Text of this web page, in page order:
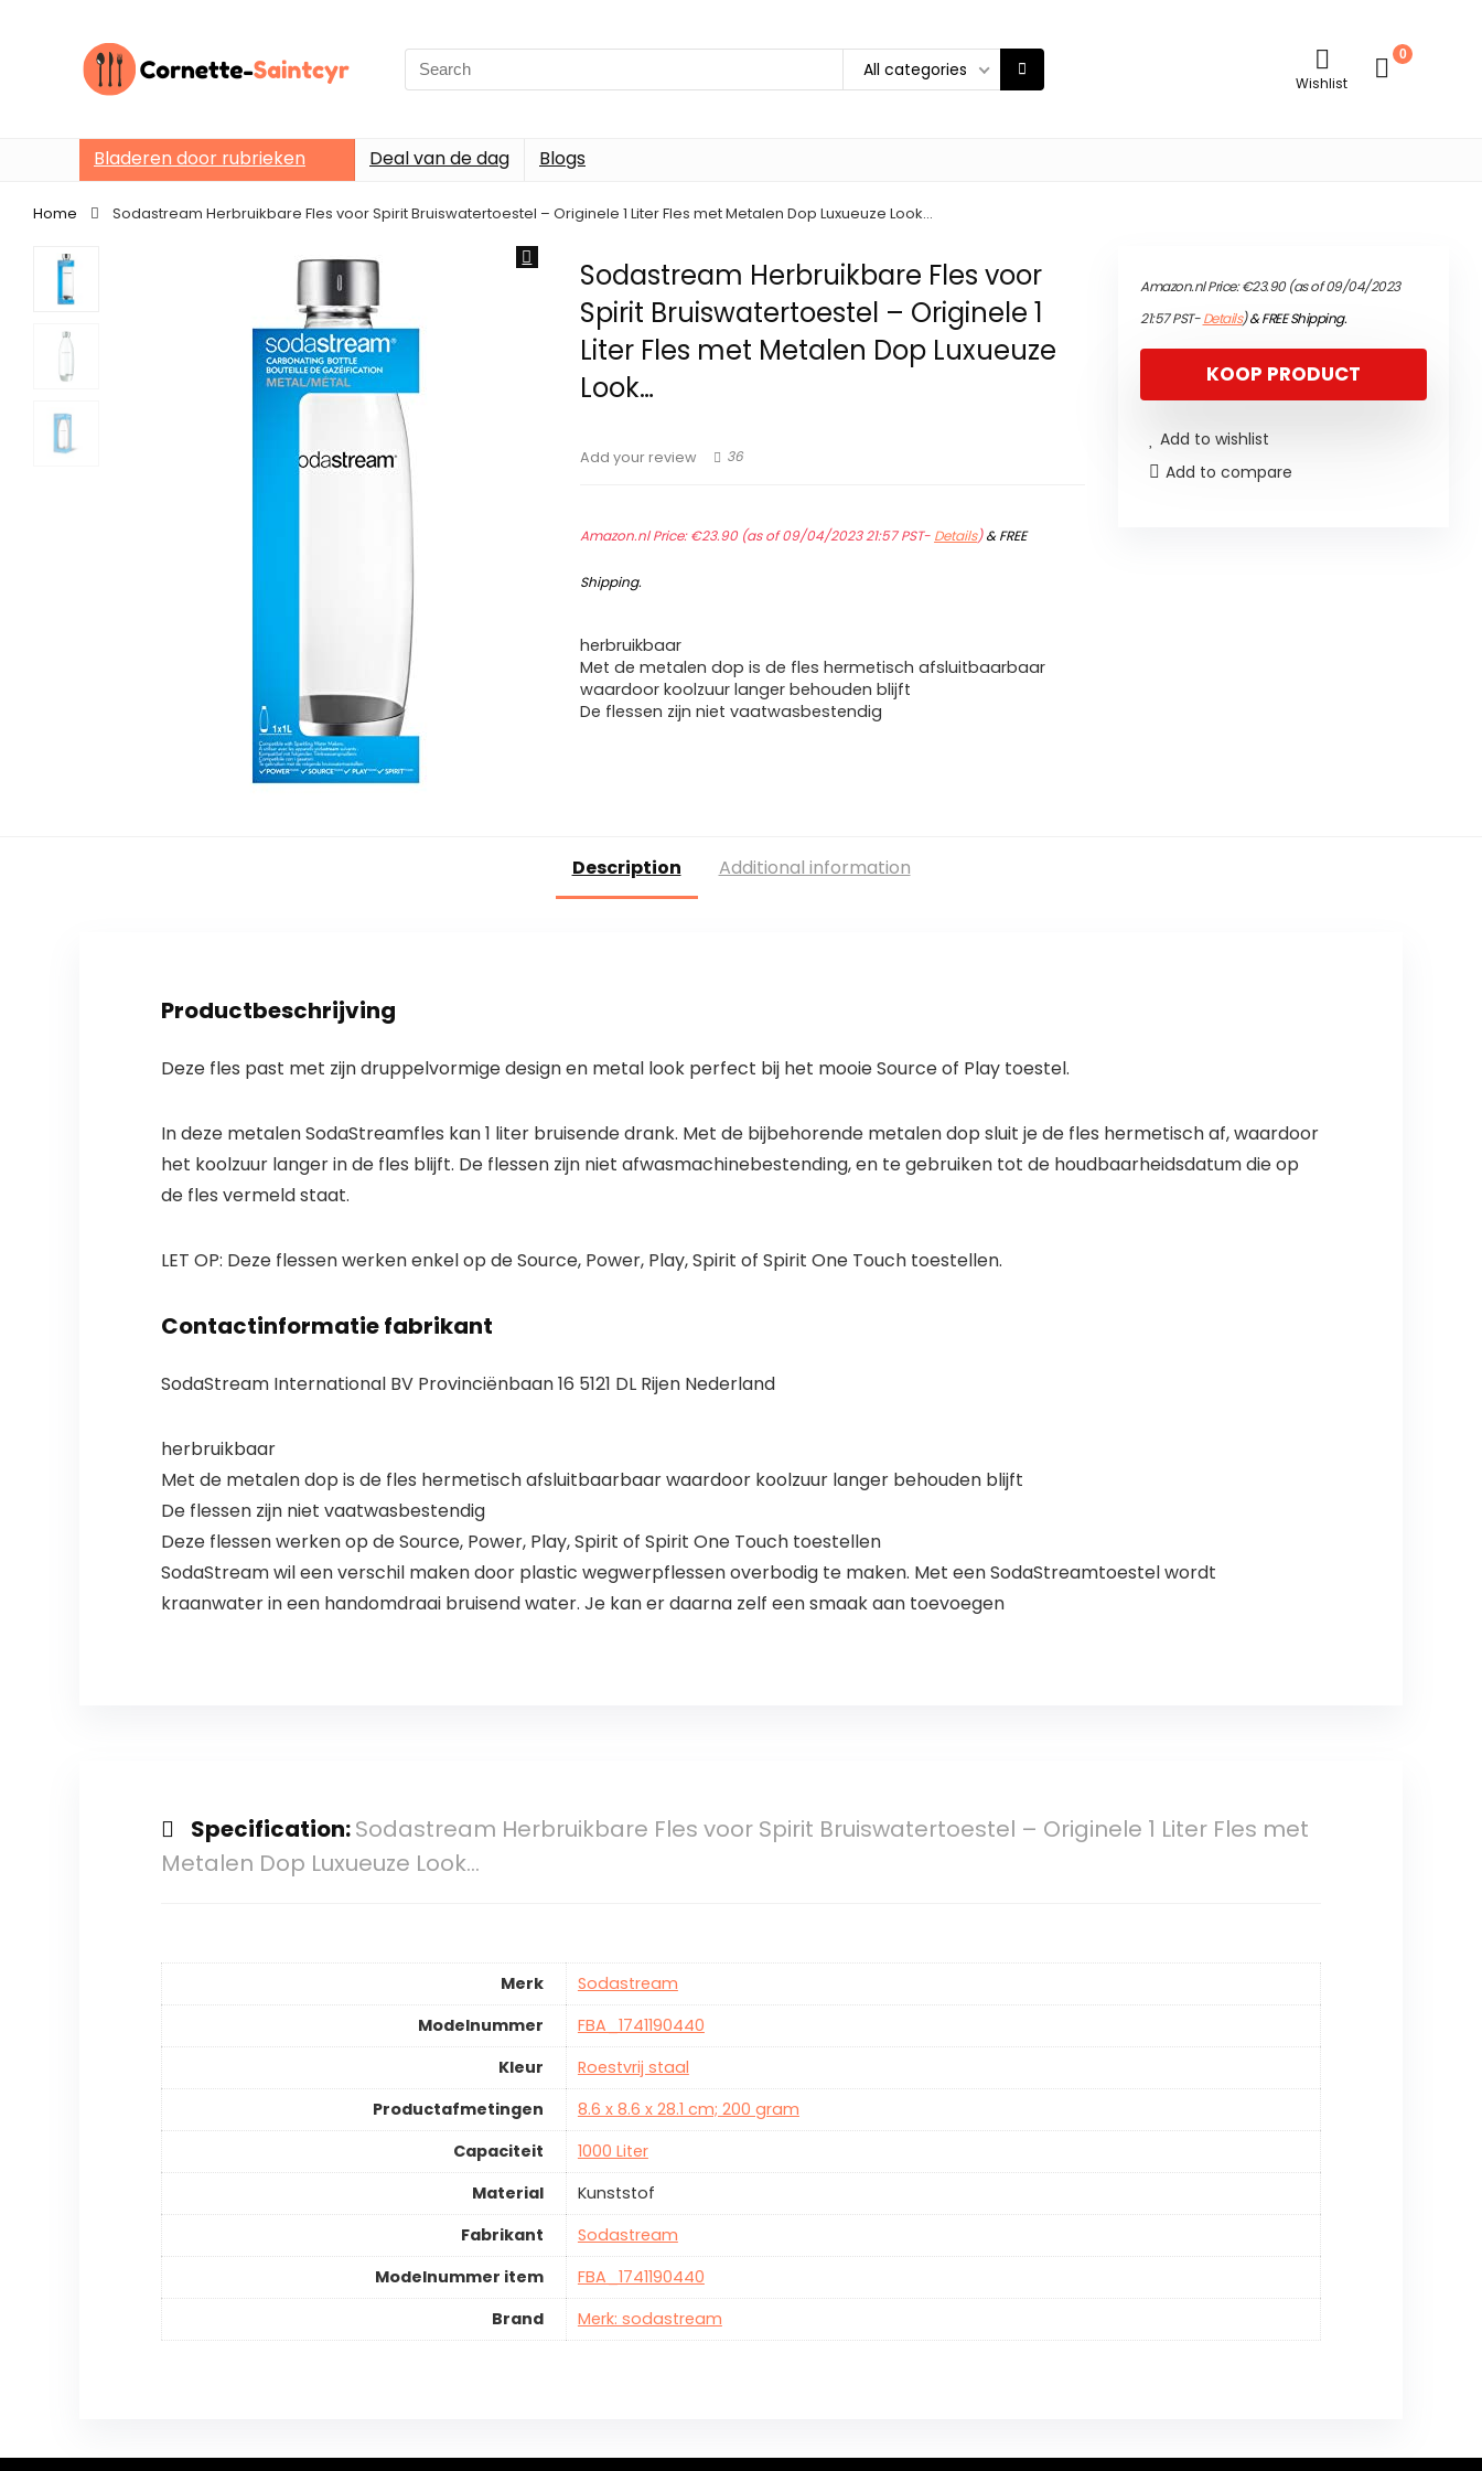
Search
for:
All categories
Wishlist
0
Bladeren door rubrieken Deal van de dag Blogs
Home Sodastream Herbruikbare Fles voor Spirit Bruiswatertoestel – Originele 1 Liter Fles met Metalen Dop Luxueuze Look…
Sodastream Herbruikbare Fles voor
Spirit Bruiswatertoestel – Originele 1
Liter Fles met Metalen Dop Luxueuze
Look…
Add your review 36
Amazon.nl Price:€23.90(as of 09/04/2023 21:57 PST- Details)&FREE
Shipping.
herbruikbaar
Met de metalen dop is de fles hermetisch afsluitbaarbaar
waardoor koolzuur langer behouden blijft
De flessen zijn niet vaatwasbestendig
Amazon.nl Price:€23.90(as of 09/04/2023
21:57 PST-Details)&FREE Shipping.
KOOP PRODUCT
Add to wishlist
Add to compare
Description Additional information
Productbeschrijving
Deze fles past met zijn druppelvormige design en metal lookperfect bij het mooie Source of Play toestel.
In deze metalen SodaStreamfles kan 1 liter bruisende drank. Met de bijbehorende metalen dop sluit je de fles hermetisch af, waardoor
het koolzuur langer in de fles blijft. De flessen zijn niet afwasmachinebestending, en te gebruiken tot de houdbaarheidsdatum die op
de fles vermeld staat.
LET OP: Deze flessen werken enkel op de Source, Power, Play, Spirit of Spirit One Touch toestellen.
Contactinformatie fabrikant
SodaStream International BV Provinciënbaan 16 5121 DL Rijen Nederland
herbruikbaar
Met de metalen dop is de fles hermetisch afsluitbaarbaar waardoor koolzuur langer behouden blijft
De flessen zijn niet vaatwasbestendig
Deze flessen werken op de Source, Power, Play, Spirit of Spirit One Touch toestellen
SodaStream wil een verschil maken door plastic wegwerpflessen overbodig te maken. Met een SodaStreamtoestel wordt
kraanwater in een handomdraai bruisend water. Je kan er daarna zelf een smaak aan toevoegen
Specification:Sodastream Herbruikbare Fles voor Spirit Bruiswatertoestel – Originele 1 Liter Fles met
Metalen Dop Luxueuze Look…
Merk
Sodastream
Modelnummer
FBA_1741190440
Kleur
Roestvrij staal
Productafmetingen
8.6 x 8.6 x 28.1 cm; 200 gram
Capaciteit
1000 Liter
Material
Kunststof
Fabrikant
Sodastream
Modelnummer item
FBA_1741190440
Brand
Merk: sodastream